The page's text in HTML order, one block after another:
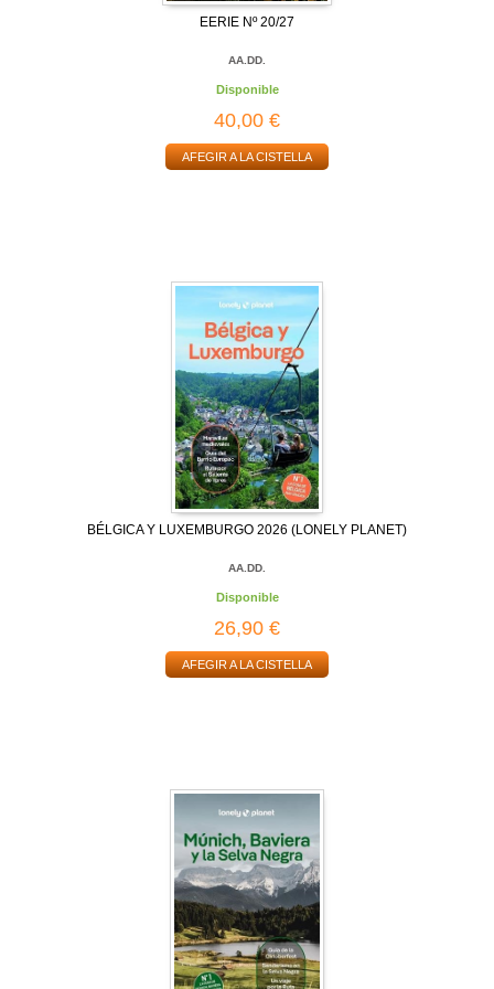
EERIE Nº 20/27
AA.DD.
Disponible
40,00 €
AFEGIR A LA CISTELLA
BÉLGICA Y LUXEMBURGO 2026 (LONELY PLANET)
AA.DD.
Disponible
26,90 €
AFEGIR A LA CISTELLA